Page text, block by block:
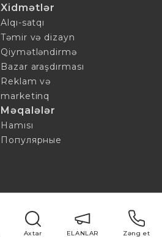
Axtar ELANLAR Zəng et
Xidmətlər
Alqı-satqı
Təmir və dizayn
Qiymətləndirmə
Bazar araşdırması
Reklam və
marketinq
Məqalələr
Hamısı
Популярные